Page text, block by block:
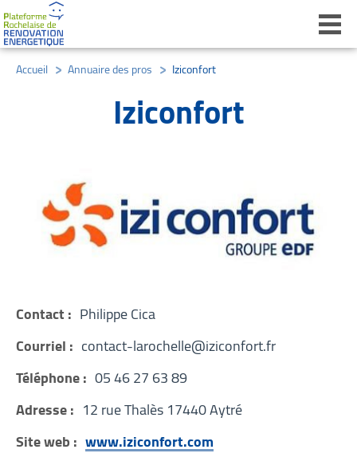
Accueil Annuaire des pros Iziconfort
Iziconfort
Contact : Philippe Cica
Courriel : contact-larochelle@iziconfort.fr
Téléphone : 05 46 27 63 89
Adresse : 12 rue Thalès 17440 Aytré
Site web : www.iziconfort.com